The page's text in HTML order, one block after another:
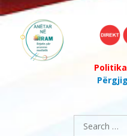
Search
for: